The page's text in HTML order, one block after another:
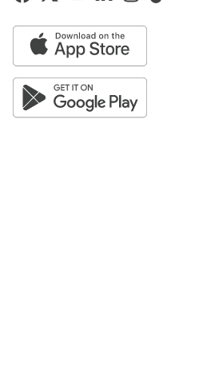
Više o...
DŽEJ DI VENS VANDALIZAM